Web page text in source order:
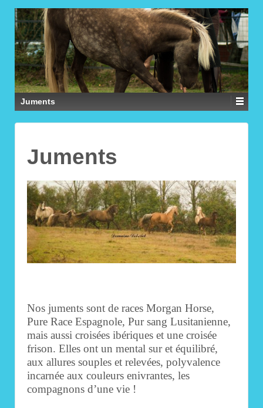
Juments
Juments
Nos juments sont de races Morgan Horse,
Pure Race Espagnole, Pur sang Lusitanienne,
mais aussi croisées ibériques et une croisée
frison. Elles ont un mental sur et équilibré,
aux allures souples et relevées, polyvalence
incarnée aux couleurs enivrantes, les
compagnons d’une vie !